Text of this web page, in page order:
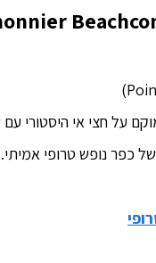
על חצי אי היסטורי עם
של כפר נופש טרופי